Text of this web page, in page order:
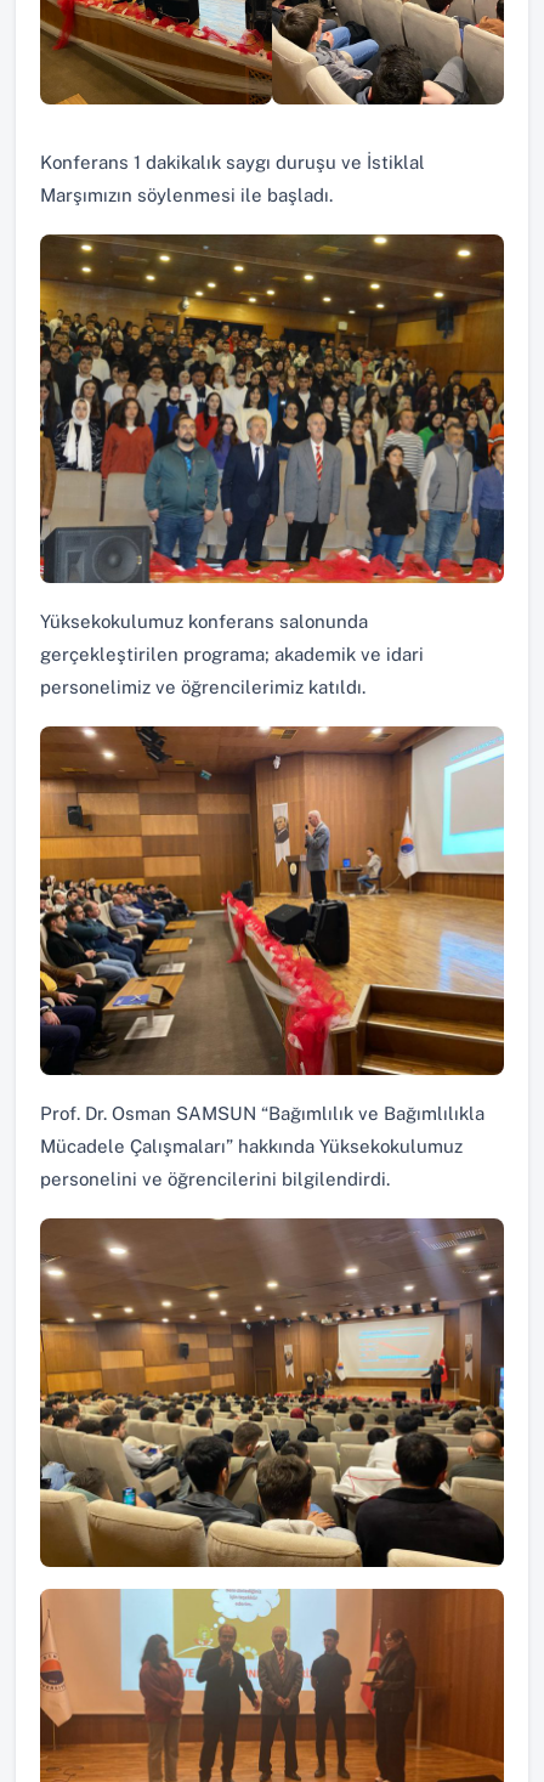
Konferans 1 dakikalık saygı duruşu ve İstiklal
Marşımızın söylenmesi ile başladı.
Yüksekokulumuz konferans salonunda
gerçekleştirilen programa; akademik ve idari
personelimiz ve öğrencilerimiz katıldı.
Prof. Dr. Osman SAMSUN “Bağımlılık ve Bağımlılıkla
Mücadele Çalışmaları” hakkında Yüksekokulumuz
personelini ve öğrencilerini bilgilendirdi.